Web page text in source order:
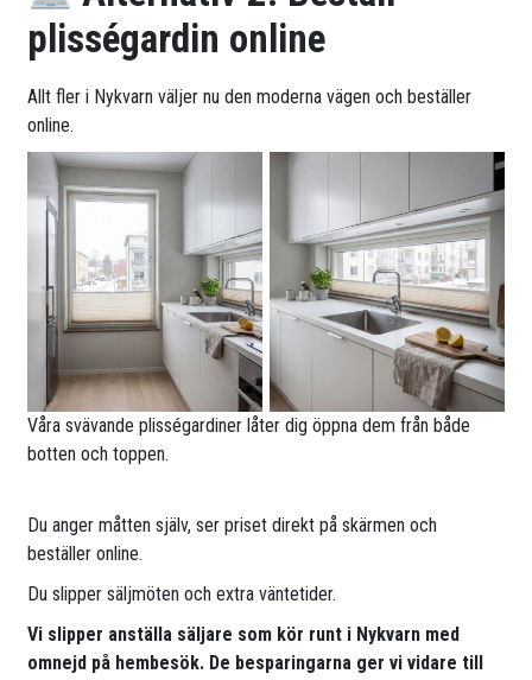
plisségardin online
Allt fler i Nykvarn väljer nu den moderna vägen och beställer
online.
Våra svävande plisségardiner låter dig öppna dem från både
botten och toppen.
Du anger måtten själv, ser priset direkt på skärmen och
beställer online.
Du slipper säljmöten och extra väntetider.
Vi slipper anställa säljare som kör runt i Nykvarn med
omnejd på hembesök. De besparingarna ger vi vidare till